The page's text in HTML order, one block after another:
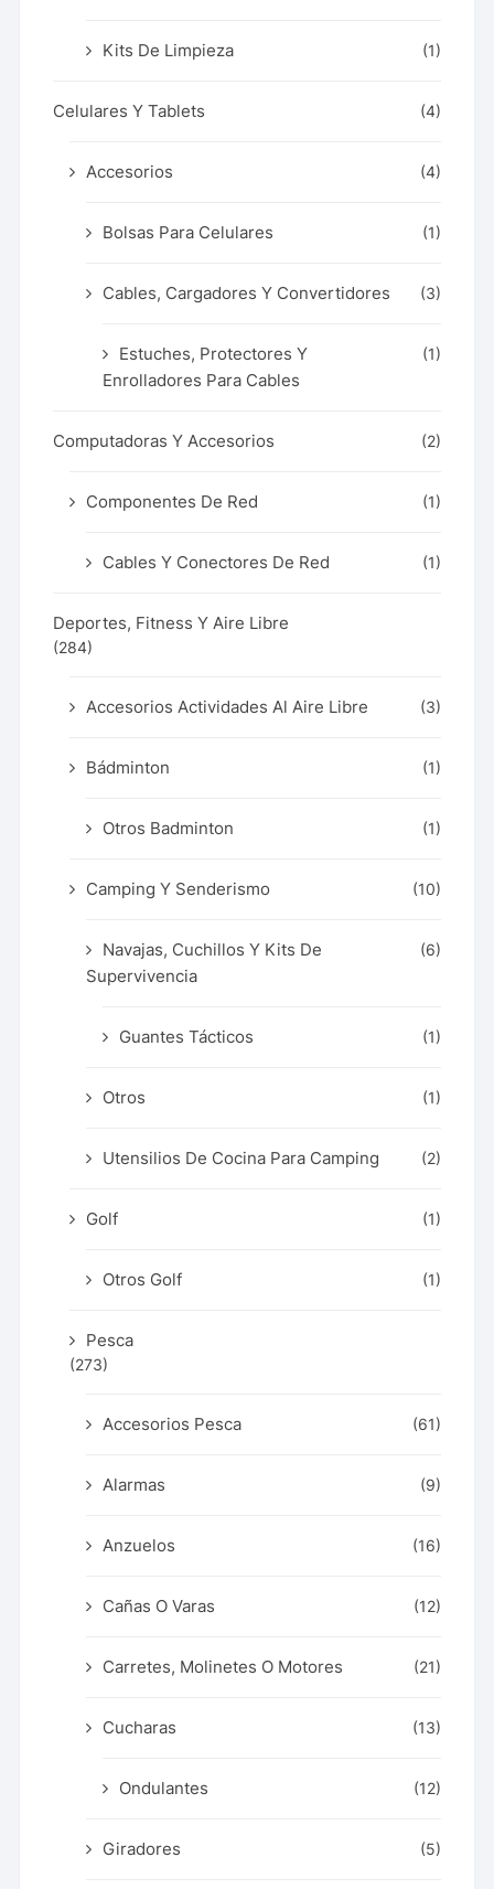
Kits De Limpieza (1)
Celulares Y Tablets (4)
Accesorios (4)
Bolsas Para Celulares (1)
Cables, Cargadores Y Convertidores (3)
Estuches, Protectores Y
Enrolladores Para Cables
(1)
Computadoras Y Accesorios (2)
Componentes De Red (1)
Cables Y Conectores De Red (1)
Deportes, Fitness Y Aire Libre
(284)
Accesorios Actividades Al Aire Libre (3)
Bádminton (1)
Otros Badminton (1)
Camping Y Senderismo (10)
Navajas, Cuchillos Y Kits De
Supervivencia
(6)
Guantes Tácticos (1)
Otros (1)
Utensilios De Cocina Para Camping (2)
Golf (1)
Otros Golf (1)
Pesca
(273)
Accesorios Pesca (61)
Alarmas (9)
Anzuelos (16)
Cañas O Varas (12)
Carretes, Molinetes O Motores (21)
Cucharas (13)
Ondulantes (12)
Giradores (5)